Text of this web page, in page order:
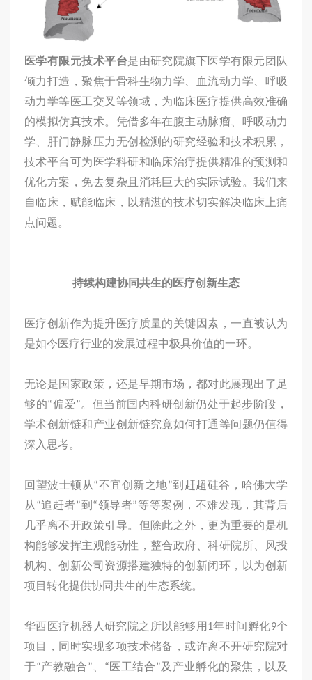
医学有限元技术平台是由研究院旗下医学有限元团队
倾力打造，聚焦于骨科生物力学、血流动力学、呼吸
动力学等医工交叉等领域，为临床医疗提供高效准确
的模拟仿真技术。凭借多年在腹主动脉瘤、呼吸动力
学、肝门静脉压力无创检测的研究经验和技术积累，
技术平台可为医学科研和临床治疗提供精准的预测和
优化方案，免去复杂且消耗巨大的实际试验。我们来
自临床，赋能临床，以精湛的技术切实解决临床上痛
点问题。
持续构建协同共生的医疗创新生态
医疗创新作为提升医疗质量的关键因素，一直被认为
是如今医疗行业的发展过程中极具价值的一环。
无论是国家政策，还是早期市场，都对此展现出了足
够的“偏爱”。但当前国内科研创新仍处于起步阶段，
学术创新链和产业创新链究竟如何打通等问题仍值得
深入思考。
回望波士顿从“不宜创新之地”到赶超硅谷，哈佛大学
从“追赶者”到“领导者”等等案例，不难发现，其背后
几乎离不开政策引导。但除此之外，更为重要的是机
构能够发挥主观能动性，整合政府、科研院所、风投
机构、创新公司资源搭建独特的创新闭环，以为创新
项目转化提供协同共生的生态系统。
华西医疗机器人研究院之所以能够用1年时间孵化9个
项目，同时实现多项技术储备，或许离不开研究院对
于“产教融合”、“医工结合”及产业孵化的聚焦，以及